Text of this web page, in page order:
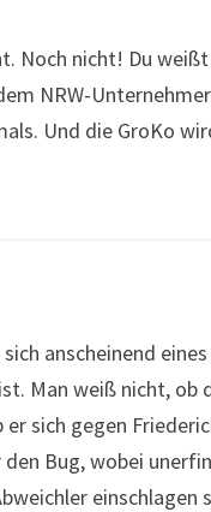
Noch nicht! Du weißt
NRW-
Und die GroKo
anscheinend
Man weiß nicht, ob
sich gegen
den Bug, wobei
einschlagen